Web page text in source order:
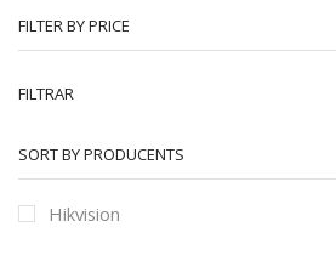
Audio
Accesorios
Controles Remotos
FILTER BY PRICE
FILTRAR
SORT BY PRODUCENTS
Hikvision